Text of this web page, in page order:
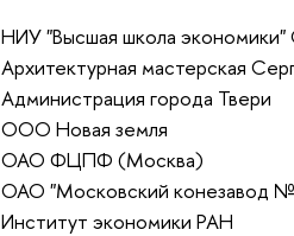
НИУ "Высшая школа экономики"
Архитектурная мастерская
Администрация города Твери
ООО Новая земля
ОАО ФЦПФ (Москва)
ОАО "Московский конезавод
Институт экономики РАН